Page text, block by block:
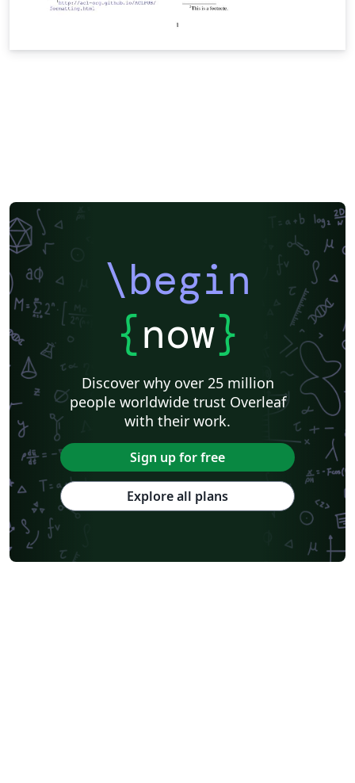
\begin
{now}
Discover why over 25 million
people worldwide trust Overleaf
with their work.
Sign up for free
Explore all plans